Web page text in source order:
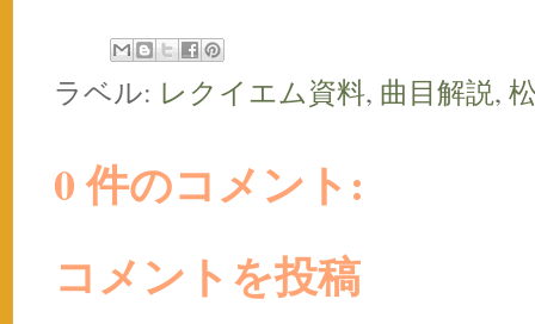
ラベル: レクイエム資料, 曲目解説,
0 件のコメント:
コメントを投稿